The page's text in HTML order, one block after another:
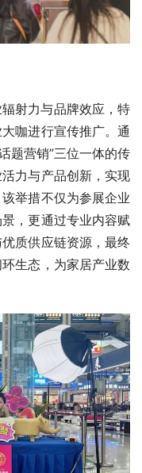
射力与品牌效应，特
咖进行宣传推广。通
题营销”三位一体的传
力与产品创新，实现
举措不仅为参展企业
，更通过专业内容赋
质供应链资源，最终
生态，为家居产业数